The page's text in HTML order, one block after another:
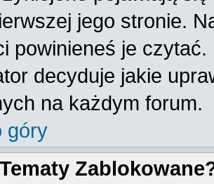
jego stronie.
powinieneś je czytać.
decyduje jakie
na każdym forum.
góry